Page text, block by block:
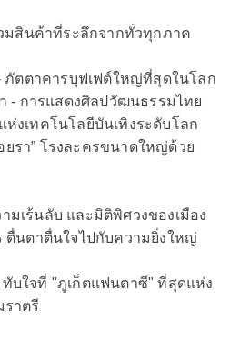
มสินค้าที่ระลึกจากทั่วทุกภาค
ภัตตาคารบุฟเฟต์ใหญ่ที่สุดในโลก
- การแสดงศิลปวัฒนธรรมไทย
งเทคโนโลยีบันเทิงระดับโลก
อยรา” โรงละครขนาดใหญ่ด้วย
มเร้นลับ และมิติพิศวงของเมือง
ตื่นตาตื่นใจไปกับความยิ่งใหญ่
บใจที่ "ภูเก็ตแฟนตาซี" ที่สุดแห่ง
ราตรี